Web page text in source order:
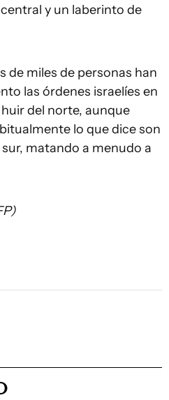
y un laberinto de
de miles de personas han
las órdenes israelíes en
del norte, aunque
lo que dice son
matando a menudo a